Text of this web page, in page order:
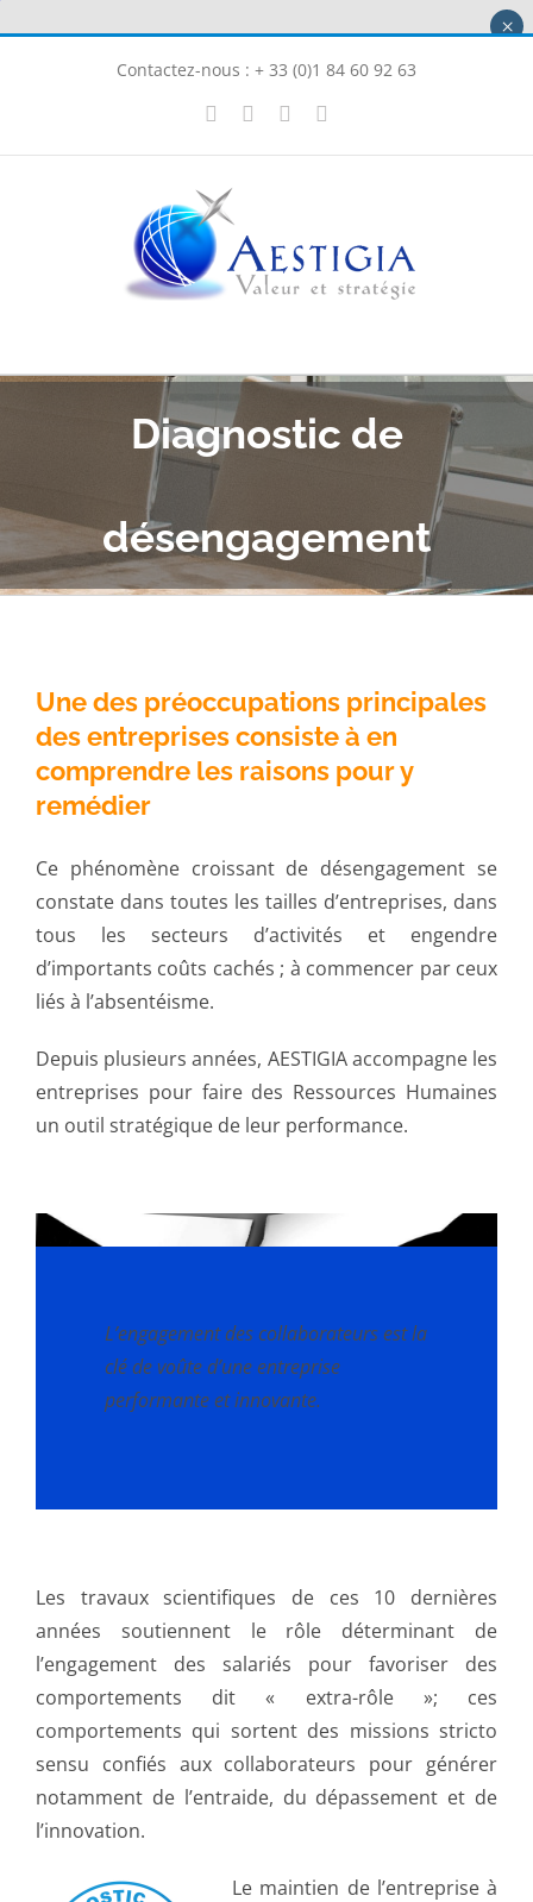
Contactez-nous : + 33 (0)1 84 60 92 63
LinkedInInstagram
Diagnostic de
désengagement
Une des préoccupations principales
des entreprises consiste à en
comprendre les raisons pour y
remédier
Ce phénomène croissant de désengagement se
constate dans toutes les tailles d’entreprises, dans
tous les secteurs d’activités et engendre
d’importants coûts cachés ; à commencer par ceux
liés à l’absentéisme.
Depuis plusieurs années, AESTIGIA accompagne les
entreprises pour faire des Ressources Humaines
un outil stratégique de leur performance.
L’engagement des collaborateurs est la
clé de voûte d’une entreprise
performante et innovante.
Les travaux scientifiques de ces 10 dernières
années soutiennent le rôle déterminant de
l’engagement des salariés pour favoriser des
comportements dit « extra-rôle »; ces
comportements qui sortent des missions stricto
sensu confiés aux collaborateurs pour générer
notamment de l’entraide, du dépassement et de
l’innovation.
Le maintien de l’entreprise à
×